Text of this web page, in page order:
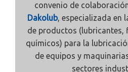
convenio de
Dakolub, especializada en
de productos
químicos) para la
de equipos y
sectores